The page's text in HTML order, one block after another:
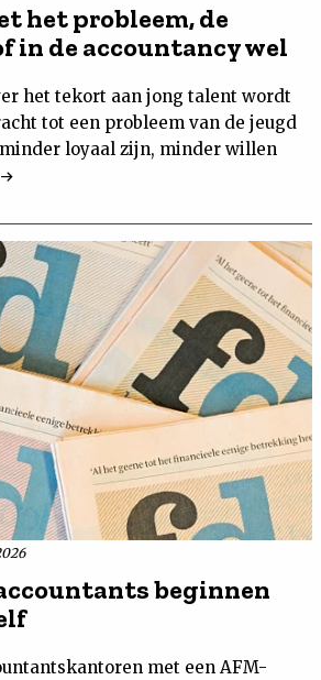
het probleem, de
in de accountancy wel
het tekort aan jong talent wordt
tot een probleem van de jeugd
minder loyaal zijn, minder willen
beginnen
met een AFM-